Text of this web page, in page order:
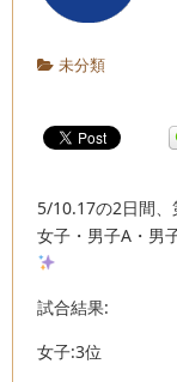
未分類
5/10.17の2日間
女子・男子A・男
試合結果:
女子:3位